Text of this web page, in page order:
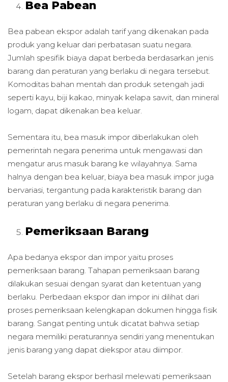
Bea Pabean
Bea pabean ekspor adalah tarif yang dikenakan pada
produk yang keluar dari perbatasan suatu negara.
Jumlah spesifik biaya dapat berbeda berdasarkan jenis
barang dan peraturan yang berlaku di negara tersebut.
Komoditas bahan mentah dan produk setengah jadi
seperti kayu, biji kakao, minyak kelapa sawit, dan mineral
logam, dapat dikenakan bea keluar.
Sementara itu, bea masuk impor diberlakukan oleh
pemerintah negara penerima untuk mengawasi dan
mengatur arus masuk barang ke wilayahnya. Sama
halnya dengan bea keluar, biaya bea masuk impor juga
bervariasi, tergantung pada karakteristik barang dan
peraturan yang berlaku di negara penerima.
Pemeriksaan Barang
Apa bedanya ekspor dan impor yaitu proses
pemeriksaan barang. Tahapan pemeriksaan barang
dilakukan sesuai dengan syarat dan ketentuan yang
berlaku. Perbedaan ekspor dan impor ini dilihat dari
proses pemeriksaan kelengkapan dokumen hingga fisik
barang. Sangat penting untuk dicatat bahwa setiap
negara memiliki peraturannya sendiri yang menentukan
jenis barang yang dapat diekspor atau diimpor.
Setelah barang ekspor berhasil melewati pemeriksaan